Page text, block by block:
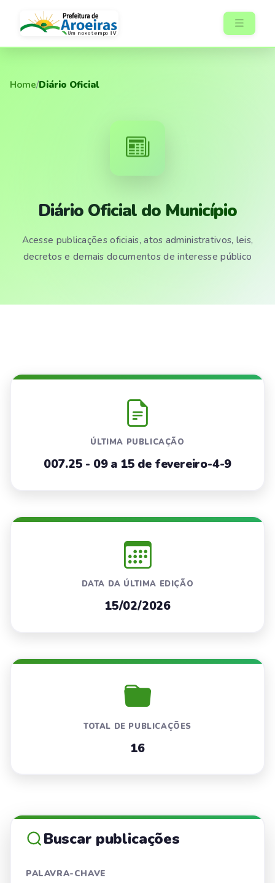
Home/Diário Oficial
Diário Oficial do Município
Acesse publicações oficiais, atos administrativos, leis,
decretos e demais documentos de interesse público
ÚLTIMA PUBLICAÇÃO
007.25 - 09 a 15 de fevereiro-4-9
DATA DA ÚLTIMA EDIÇÃO
15/02/2026
TOTAL DE PUBLICAÇÕES
16
Buscar publicações
PALAVRA-CHAVE